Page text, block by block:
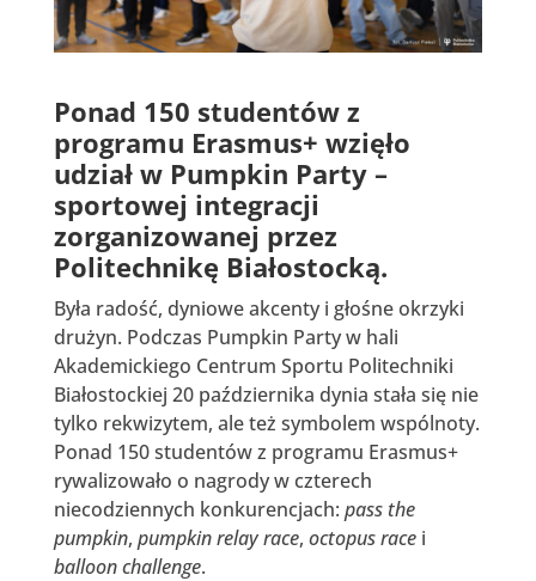
Ponad 150 studentów z
programu Erasmus+ wzięło
udział w Pumpkin Party –
sportowej integracji
zorganizowanej przez
Politechnikę Białostocką.
Była radość, dyniowe akcenty i głośne okrzyki
drużyn. Podczas Pumpkin Party w hali
Akademickiego Centrum Sportu Politechniki
Białostockiej 20 października dynia stała się nie
tylko rekwizytem, ale też symbolem wspólnoty.
Ponad 150 studentów z programu Erasmus+
rywalizowało o nagrody w czterech
niecodziennych konkurencjach: pass the
pumpkin, pumpkin relay race, octopus racei
balloon challenge.